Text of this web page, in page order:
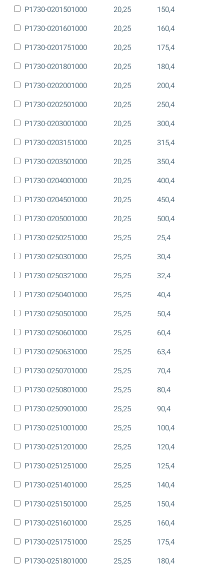
P1730-0201501000
20,25
150,4
P1730-0201601000
20,25
160,4
P1730-0201751000
20,25
175,4
P1730-0201801000
20,25
180,4
P1730-0202001000
20,25
200,4
P1730-0202501000
20,25
250,4
P1730-0203001000
20,25
300,4
P1730-0203151000
20,25
315,4
P1730-0203501000
20,25
350,4
P1730-0204001000
20,25
400,4
P1730-0204501000
20,25
450,4
P1730-0205001000
20,25
500,4
P1730-0250251000
25,25
25,4
P1730-0250301000
25,25
30,4
P1730-0250321000
25,25
32,4
P1730-0250401000
25,25
40,4
P1730-0250501000
25,25
50,4
P1730-0250601000
25,25
60,4
P1730-0250631000
25,25
63,4
P1730-0250701000
25,25
70,4
P1730-0250801000
25,25
80,4
P1730-0250901000
25,25
90,4
P1730-0251001000
25,25
100,4
P1730-0251201000
25,25
120,4
P1730-0251251000
25,25
125,4
P1730-0251401000
25,25
140,4
P1730-0251501000
25,25
150,4
P1730-0251601000
25,25
160,4
P1730-0251751000
25,25
175,4
P1730-0251801000
25,25 180,4